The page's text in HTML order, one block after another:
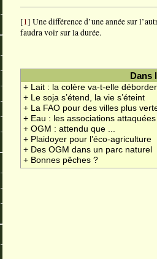
[1] Une différence d’une année sur
faudra voir sur la durée.
Dans
+ Lait : la colère va-t-elle
+ Le soja s’étend, la vie s’éteint
+ La FAO pour des villes plus
+ Eau : les associations attaquées
+ OGM : attendu que ...
+ Plaidoyer pour l’éco-agriculture
+ Des OGM dans un parc naturel
+ Bonnes pêches ?